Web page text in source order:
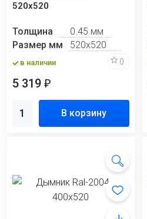
520х520
Толщина
0.45 мм
Размер мм
520х520
в наличии 0
5 319 ₽
В корзину